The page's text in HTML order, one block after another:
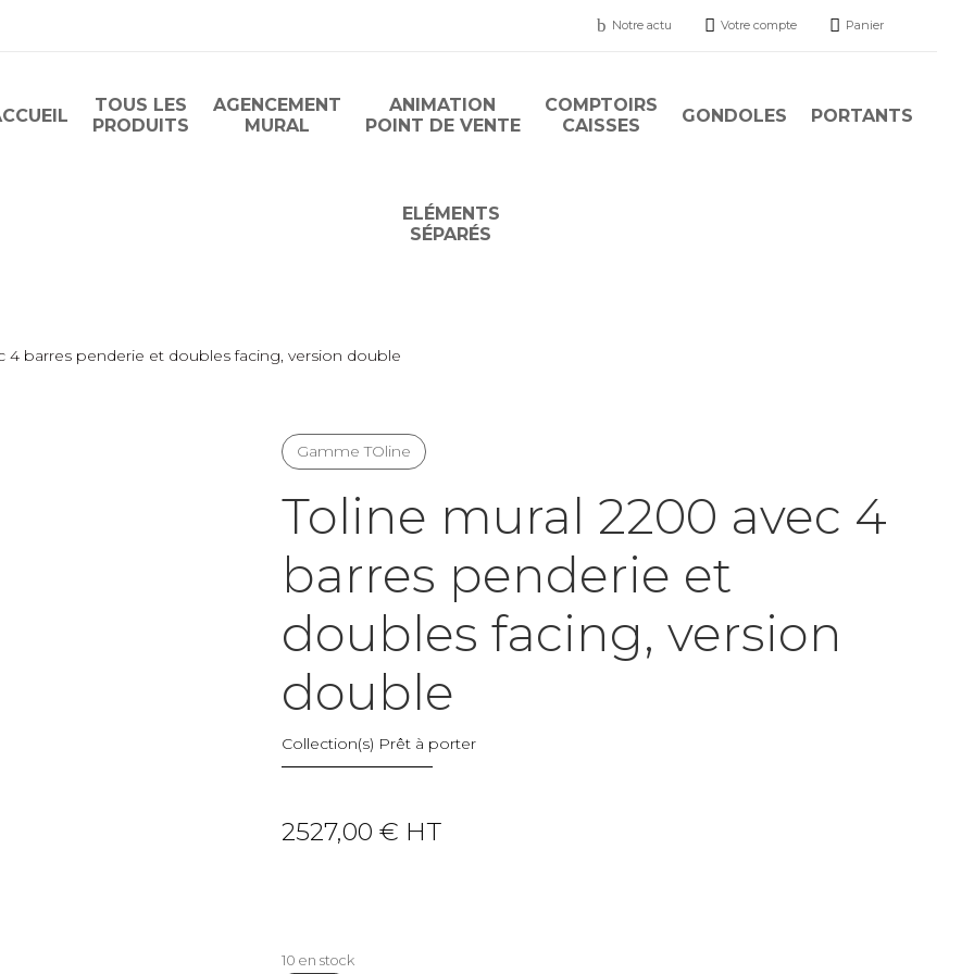
b Notre actu  Votre compte  Panier
TOUS LES
PRODUITS
AGENCEMENT
MURAL
ANIMATION
POINT DE VENTE
COMPTOIRS
CAISSES
GONDOLES PORTANTS
ELÉMENTS
SÉPARÉS
4 barres penderie et doubles facing, version double
Gamme TOline
Toline mural 2200 avec 4
barres penderie et
doubles facing, version
double
Collection(s) Prêt à porter
2527,00€ HT
10 en stock